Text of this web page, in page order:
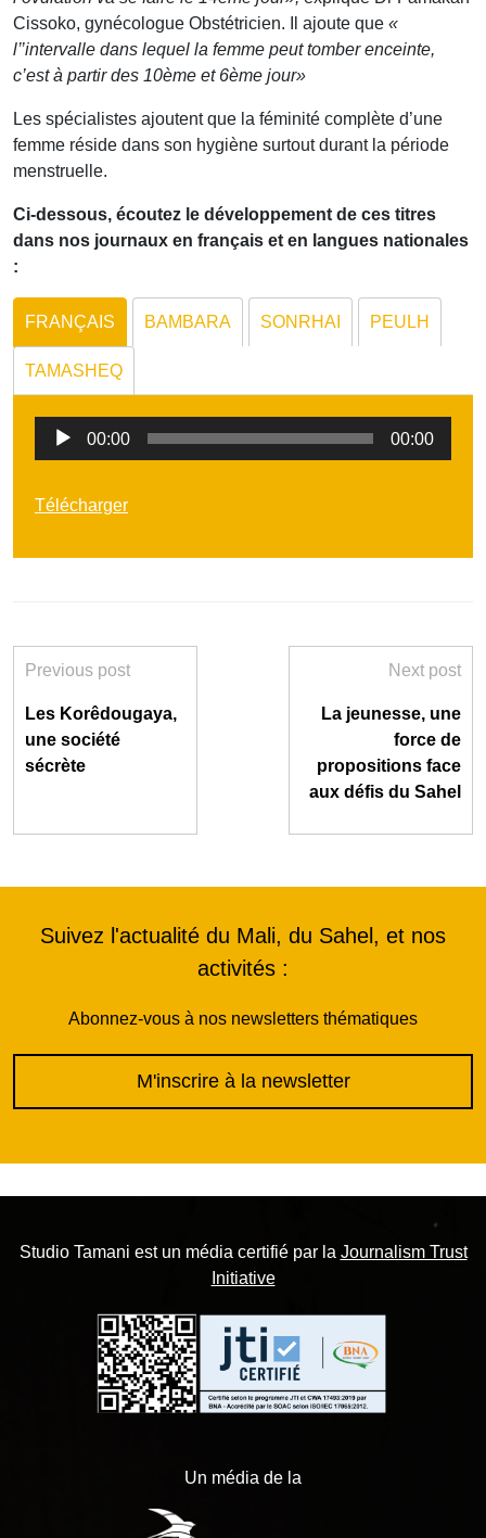
Cissoko, gynécologue Obstétricien. Il ajoute que «
l’’intervalle dans lequel la femme peut tomber enceinte,
c’est à partir des 10ème et 6ème jour»
Les spécialistes ajoutent que la féminité complète d’une
femme réside dans son hygiène surtout durant la période
menstruelle.
Ci-dessous, écoutez le développement de ces titres
dans nos journaux en français et en langues nationales
:
FRANÇAIS BAMBARA SONRHAI PEULH
TAMASHEQ
Lecteur
00:00 00:00
Télécharger
Previous post
Les Korêdougaya,
une société
sécrète
Next post
La jeunesse, une
force de
propositions face
aux défis du Sahel
Suivez l'actualité du Mali, du Sahel, et nos
activités :
Abonnez-vous à nos newsletters thématiques
M'inscrire à la newsletter
Studio Tamani est un média certifié par la Journalism Trust
Initiative
Un média de la